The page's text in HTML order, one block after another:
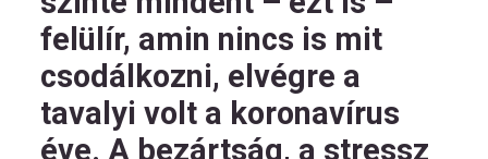
felülír, amin nincs is mit
csodálkozni, elvégre a
tavalyi volt a koronavírus
éve. A bezártság, a stressz